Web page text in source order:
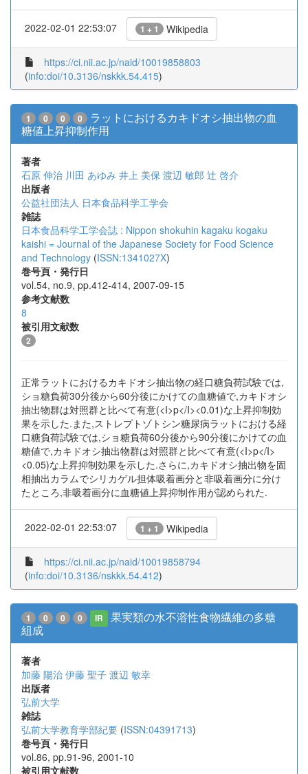
2022-02-01 22:53:07 1 + 1 Wikipedia
https://ci.nii.ac.jp/naid/10019858803
(info:doi/10.3136/nskkk.54.415)
1 0 0 0
ラットにおけるカキドオシ抽出物の血
糖値上昇抑制作用
著者
石原 伸治 川田 あゆみ 井上 美保 渡辺 敏郎 辻 啓介
出版者
公益社団法人 日本食品科学工学会
雑誌
日本食品科学工学会誌 : Nippon shokuhin kagaku kogaku
kaishi = Journal of the Japanese Society for Food Science
and Technology (ISSN:1341027X)
巻号頁・発行日
vol.54, no.9, pp.412-414, 2007-09-15
参考文献数
8
被引用文献数
2
正常ラットにおけるカキドオシ抽出物の経口糖負荷試験では,
ショ糖負荷30分後から60分後にかけての血糖値で,カキドオシ
抽出物群は対照群と比べて有意(<I>p</I><0.01)な上昇抑制効
果を示した.また,ストレプトゾトシン糖尿病ラットにおける経
口糖負荷試験では,ショ糖負荷60分後から90分後にかけての血
糖値で,カキドオシ抽出物群は対照群と比べて有意(<I>p</I>
<0.05)な上昇抑制効果を示した.さらに,カキドオシ抽出物を固
相抽出カラムでシリカゲル担体吸着画分と非吸着画分に分け
たところ,非吸着画分に血糖値上昇抑制作用が認められた.
2022-02-01 22:53:07 1 + 1 Wikipedia
https://ci.nii.ac.jp/naid/10019858794
(info:doi/10.3136/nskkk.54.412)
1 0 0 0 IR
果実類の水不溶性食物繊維の多糖
組成
著者
加藤 陽治 伊藤 聖子 渡辺 敏幸
出版者
弘前大学
雑誌
弘前大学教育学部紀要 (ISSN:04391713)
巻号頁・発行日
vol.86, pp.91-96, 2001-10
被引用文献数